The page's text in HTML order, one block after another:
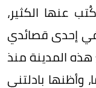
عنها الكثير،
في إحدى قصائدي
المدينة منذ
قبل أكثر من 30 عاما، وأظنها بادلتني